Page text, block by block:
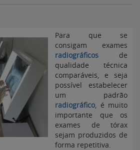
Para que se
consigam exames
radiográficos de
qualidade técnica
comparáveis, e seja
possível estabelecer
um padrão
radiográfico, é muito
importante que os
exames de tórax
sejam produzidos de
forma repetitiva.